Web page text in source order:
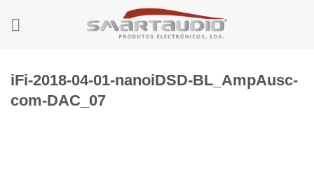
iFi-2018-04-01-nanoiDSD-BL_AmpAusc-
com-DAC_07